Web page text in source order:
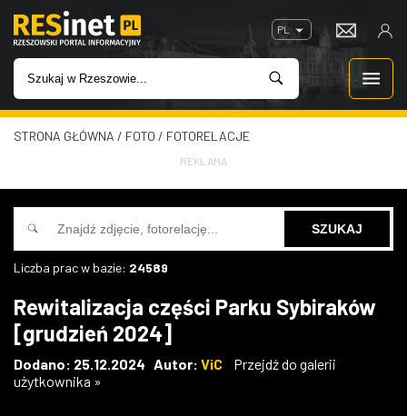
PL
WIADOMOŚCI
INWESTYCJE
IMPREZY
W KINACH
GASTRONOMIA
STRONA GŁÓWNA / FOTO / FOTORELACJE
REKLAMA
Liczba prac w bazie: 24589
Rewitalizacja części Parku Sybiraków
[grudzień 2024]
Dodano: 25.12.2024 Autor: ViC
Przejdź do galerii
użytkownika »